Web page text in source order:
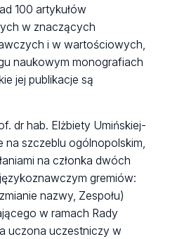
100 artykułów
w znaczących
i w wartościowych,
naukowym monografiach
jej publikacje są
dr hab. Elżbiety Umińskiej-
na szczeblu ogólnopolskim,
na członka dwóch
gremiów:
nazwy, Zespołu)
w ramach Rady
uczona uczestniczy w